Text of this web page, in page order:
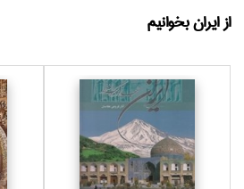
از ایران بخوانیم